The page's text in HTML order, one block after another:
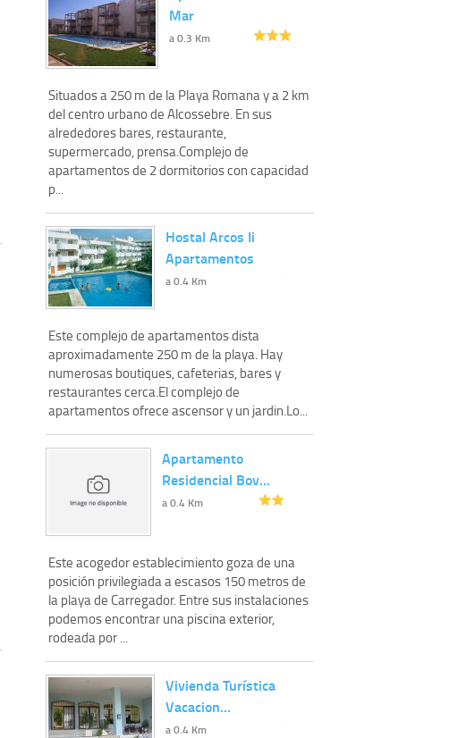
Mar
a 0.3 Km
Situados a 250 m de la Playa Romana y a 2 km
del centro urbano de Alcossebre. En sus
alrededores bares, restaurante,
supermercado, prensa.Complejo de
apartamentos de 2 dormitorios con capacidad
p...
Hostal Arcos Ii
Apartamentos
a 0.4 Km
Este complejo de apartamentos dista
aproximadamente 250 m de la playa. Hay
numerosas boutiques, cafeterias, bares y
restaurantes cerca.El complejo de
apartamentos ofrece ascensor y un jardin.Lo...
Apartamento
Residencial Bov…
a 0.4 Km
Este acogedor establecimiento goza de una
posición privilegiada a escasos 150 metros de
la playa de Carregador. Entre sus instalaciones
podemos encontrar una piscina exterior,
rodeada por ...
Vivienda Turística
Vacacion…
a 0.4 Km